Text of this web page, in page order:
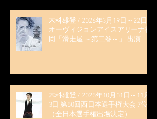
木科雄登 / 2026年3月19日～22日
オーヴィジョンアイスアリーナ福
岡「滑走屋 ～第二巻～」 出演
木科雄登 / 2025年10月31日～11月
3日 第50回西日本選手権大会 7位
（全日本選手権出場決定）